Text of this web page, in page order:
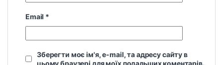
Email *
Зберегти моє ім'я, e-mail, та адресу сайту в
цьому браузері для моїх подальших коментарів.